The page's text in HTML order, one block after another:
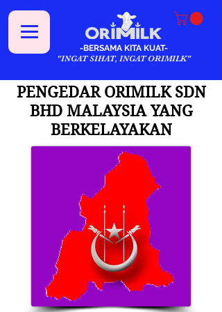
-BERSAMA KITA KUAT-
"INGAT SIHAT, INGAT ORIMILK"
PENGEDAR ORIMILK SDN
BHD MALAYSIA YANG
BERKELAYAKAN